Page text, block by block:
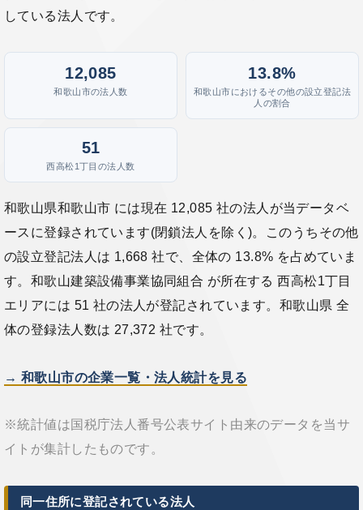
している法人です。
12,085
和歌山市の法人数
13.8%
和歌山市におけるその他の設立登記法
人の割合
51
西高松1丁目の法人数
和歌山県和歌山市 には現在 12,085 社の法人が当データベ
ースに登録されています(閉鎖法人を除く)。このうちその他
の設立登記法人は 1,668 社で、全体の 13.8% を占めていま
す。和歌山建築設備事業協同組合 が所在する 西高松1丁目
エリアには 51 社の法人が登記されています。和歌山県 全
体の登録法人数は 27,372 社です。
→ 和歌山市の企業一覧・法人統計を見る
※統計値は国税庁法人番号公表サイト由来のデータを当サ
イトが集計したものです。
同一住所に登記されている法人